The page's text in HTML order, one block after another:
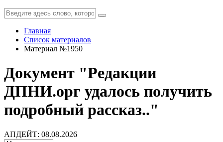
Главная
Список материалов
Материал №1950
Документ "Редакции
ДПНИ.орг удалось получить
подробный рассказ.."
АПДЕЙТ: 08.08.2026